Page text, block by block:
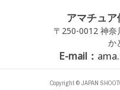
アマチュ
〒250-0012 神
か
E-mail：
Copyright © JAPAN